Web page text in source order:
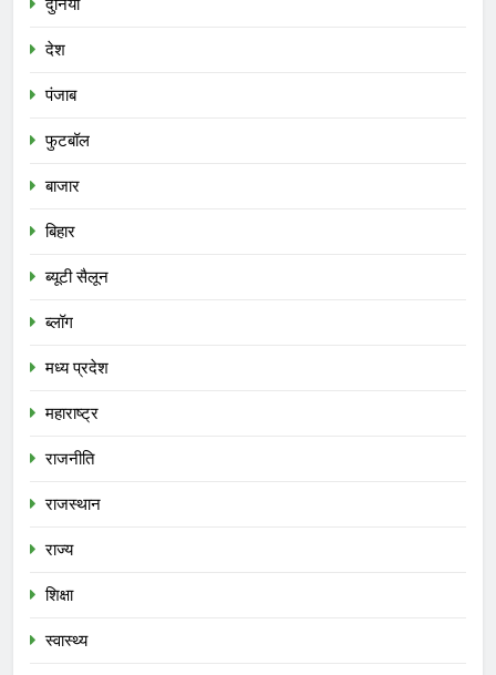
दुनिया
देश
पंजाब
फुटबॉल
बाजार
बिहार
ब्यूटी सैलून
ब्लॉग
मध्य प्रदेश
महाराष्ट्र
राजनीति
राजस्थान
राज्य
शिक्षा
स्वास्थ्य